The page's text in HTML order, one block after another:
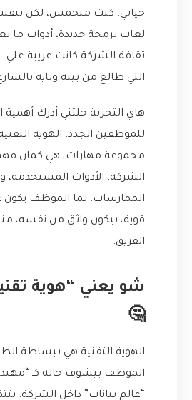
حياتي. كنت متحمس، لكن
لغات برمجة جديدة، أدوات ما
ثقافة الشركة كانت غريبة
اللي طالع من بيته وتايه
هاي التجربة خلتني أدرك أهمية
للموظفين الجدد. الهوية
مجموعة مهارات، هي كمان
الشركة، الأدوات المستخدمة،
الممارسات. لما الموظف يكون
قوية، بيكون واثق من نفسه،
الفريق.
شو يعني “هوية
🤔
الهوية التقنية هي ببساطة
الموظف بيشوف حاله كـ
“عالم بيانات” داخل الشركة.